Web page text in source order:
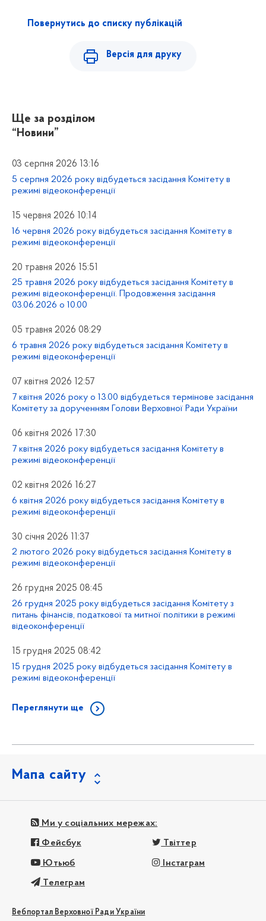
Повернутись до списку публікацій
Версія для друку
Ще за розділом
“Новини”
03 серпня 2026 13:16
5 серпня 2026 року відбудеться засідання Комітету в
режимі відеоконференції
15 червня 2026 10:14
16 червня 2026 року відбудеться засідання Комітету в
режимі відеоконференції
20 травня 2026 15:51
25 травня 2026 року відбудеться засідання Комітету в
режимі відеоконференції. Продовження засідання
03.06.2026 о 10.00
05 травня 2026 08:29
6 травня 2026 року відбудеться засідання Комітету в
режимі відеоконференції
07 квітня 2026 12:57
7 квітня 2026 року о 13.00 відбудеться термінове засідання
Комітету за дорученням Голови Верховної Ради України
06 квітня 2026 17:30
7 квітня 2026 року відбудеться засідання Комітету в
режимі відеоконференції
02 квітня 2026 16:27
6 квітня 2026 року відбудеться засідання Комітету в
режимі відеоконференції
30 січня 2026 11:37
2 лютого 2026 року відбудеться засідання Комітету в
режимі відеоконференції
26 грудня 2025 08:45
26 грудня 2025 року відбудеться засідання Комітету з
питань фінансів, податкової та митної політики в режимі
відеоконференції
15 грудня 2025 08:42
15 грудня 2025 року відбудеться засідання Комітету в
режимі відеоконференції
Переглянути ще
Мапа сайту
Ми у соціальних мережах:
Фейсбук Твіттер
Ютьюб Інстаграм
Телеграм
Вебпортал Верховної Ради України